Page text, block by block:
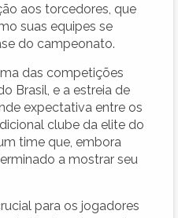
aos torcedores, que
suas equipes se
do campeonato.
das competições
Brasil, e a estreia de
expectativa entre os
clube da elite do
time que, embora
a mostrar seu
para os jogadores